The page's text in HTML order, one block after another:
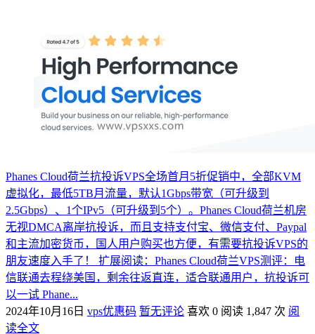
Phanes Cloud荷兰抗投诉VPS全场首月5折促销中，全部KVM
虚拟化，最低5TB月流量，默认1Gbps带宽（可升级到
2.5Gbps）、1个IPv5（可升级到5个）。Phanes Cloud荷兰机房
无视DMCA离岸抗投诉，而且支持支付宝、微信支付、Paypal
和主流加密货币，国人用户购买也方便，有需要抗投诉VPS的
朋友速度入手了！ 扩展阅读：Phanes Cloud荷兰VPS测评：电
信联通去程绕美国，剩余往返直连，适合联通用户，抗投诉可
以一试 Phane...
2024年10月16日 vps优惠码 暂无评论 喜欢 0 阅读 1,847 次 阅
读全文